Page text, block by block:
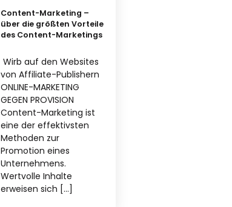
Content-Marketing –
über die größten Vorteile
des Content-Marketings
Wirb auf den Websites
von Affiliate-Publishern
ONLINE-MARKETING
GEGEN PROVISION
Content-Marketing ist
eine der effektivsten
Methoden zur
Promotion eines
Unternehmens.
Wertvolle Inhalte
erweisen sich […]